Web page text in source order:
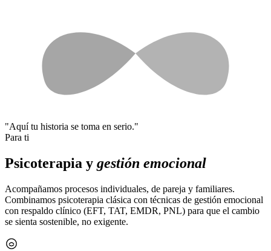
"Aquí tu historia se toma en serio."
Para ti
Psicoterapia y gestión emocional
Acompañamos procesos individuales, de pareja y familiares.
Combinamos psicoterapia clásica con técnicas de gestión emocional
con respaldo clínico (EFT, TAT, EMDR, PNL) para que el cambio
se sienta sostenible, no exigente.